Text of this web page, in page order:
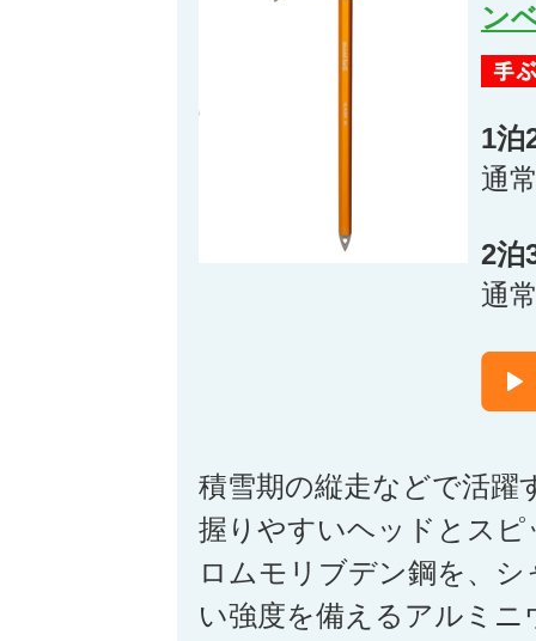
ン
1泊
通
2泊
通
積雪期の縦走などで活躍
握りやすいヘッドとス
ロムモリブデン鋼を、
い強度を備えるアルミ